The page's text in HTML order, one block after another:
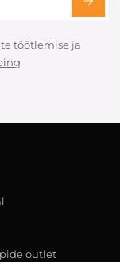
töötlemise ja
outlet